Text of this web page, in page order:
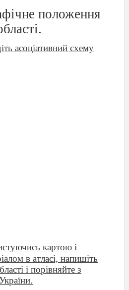
положення
асоціативний схему
картою і
в атласі, напишіть
і порівняйте з